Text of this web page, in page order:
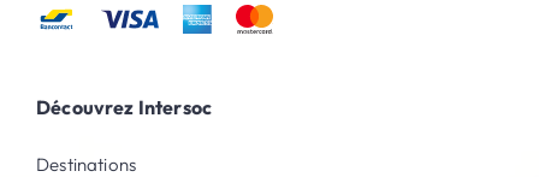
Découvrez Intersoc
Destinations